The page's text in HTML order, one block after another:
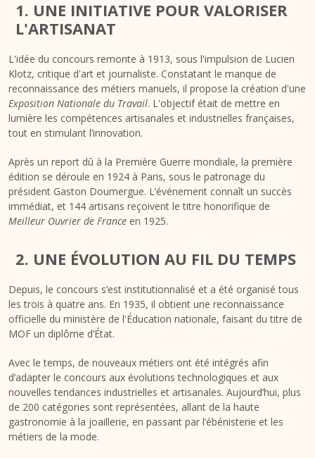
1. UNE INITIATIVE POUR VALORISER
L'ARTISANAT
L'idée du concours remonte à 1913, sous l'impulsion de Lucien
Klotz, critique d'art et journaliste. Constatant le manque de
reconnaissance des métiers manuels, il propose la création d'une
Exposition Nationale du Travail. L'objectif était de mettre en
lumière les compétences artisanales et industrielles françaises,
tout en stimulant l’innovation.
Après un report dû à la Première Guerre mondiale, la première
édition se déroule en 1924 à Paris, sous le patronage du
président Gaston Doumergue. L’événement connaît un succès
immédiat, et 144 artisans reçoivent le titre honorifique de
Meilleur Ouvrier de France en 1925.
2. UNE ÉVOLUTION AU FIL DU TEMPS
Depuis, le concours s’est institutionnalisé et a été organisé tous
les trois à quatre ans. En 1935, il obtient une reconnaissance
officielle du ministère de l'Éducation nationale, faisant du titre de
MOF un diplôme d’État.
Avec le temps, de nouveaux métiers ont été intégrés afin
d’adapter le concours aux évolutions technologiques et aux
nouvelles tendances industrielles et artisanales. Aujourd’hui, plus
de 200 catégories sont représentées, allant de la haute
gastronomie à la joaillerie, en passant par l’ébénisterie et les
métiers de la mode.